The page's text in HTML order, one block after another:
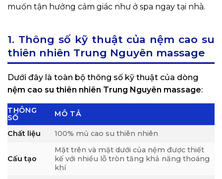
muốn tận hưởng cảm giác như ở spa ngay tại nhà.
1. Thông số kỹ thuật của nệm cao su
thiên nhiên Trung Nguyên massage
Dưới đây là toàn bộ thông số kỹ thuật của dòng
nệm cao su thiên nhiên Trung Nguyên massage:
THÔNG
SỐ
MÔ TẢ
Chất liệu 100% mủ cao su thiên nhiên
Cấu tạo
Mặt trên và mặt dưới của nệm được thiết
kế với nhiều lỗ tròn tăng khả năng thoáng
khí